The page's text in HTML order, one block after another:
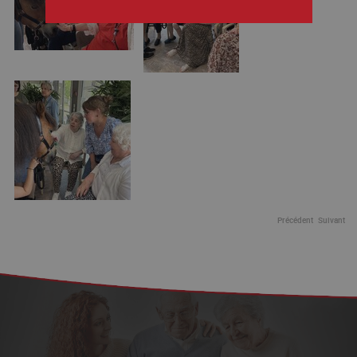
Précédent Suivant